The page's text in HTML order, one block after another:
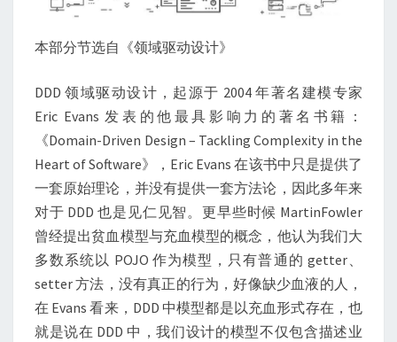
本部分节选自《领域驱动设计》
DDD 领域驱动设计，起源于 2004 年著名建模专家
Eric Evans 发表的他最具影响力的著名书籍：
《Domain-Driven Design – Tackling Complexity in the
Heart of Software》，Eric Evans 在该书中只是提供了
一套原始理论，并没有提供一套方法论，因此多年来
对于 DDD 也是见仁见智。更早些时候 MartinFowler
曾经提出贫血模型与充血模型的概念，他认为我们大
多数系统以 POJO 作为模型，只有普通的 getter、
setter 方法，没有真正的行为，好像缺少血液的人，
在 Evans 看来，DDD 中模型都是以充血形式存在，也
就是说在 DDD 中，我们设计的模型不仅包含描述业